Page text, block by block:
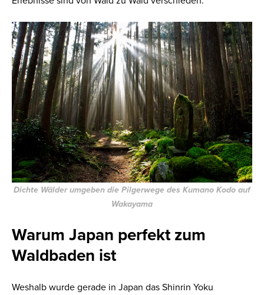
Dichte Wälder umgeben die Pilgerwege des Kumano Kodo auf
Wakayama
Warum Japan perfekt zum
Waldbaden ist
Weshalb wurde gerade in Japan das Shinrin Yoku